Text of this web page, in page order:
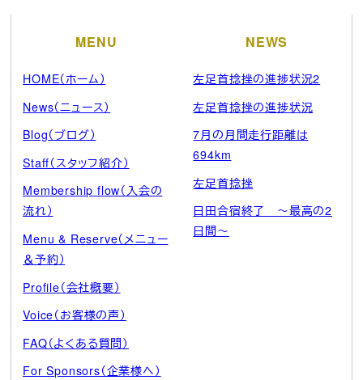
MENU
HOME（ホーム）
News（ニュース）
Blog（ブログ）
Staff（スタッフ紹介）
Membership flow（入会の
流れ）
Menu & Reserve（メニュー
＆予約）
Profile（会社概要）
Voice（お客様の声）
FAQ（よくある質問）
For Sponsors（企業様へ）
NEWS
左足首捻挫の進捗状況2
左足首捻挫の進捗状況
7月の月間走行距離は
694km
左足首捻挫
日田合宿終了 ～最高の2
日間～